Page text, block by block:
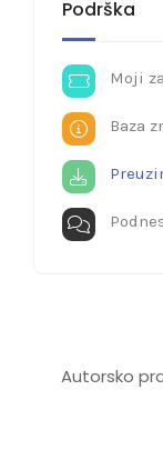
Podrška
Moji
Baza
Autorsko